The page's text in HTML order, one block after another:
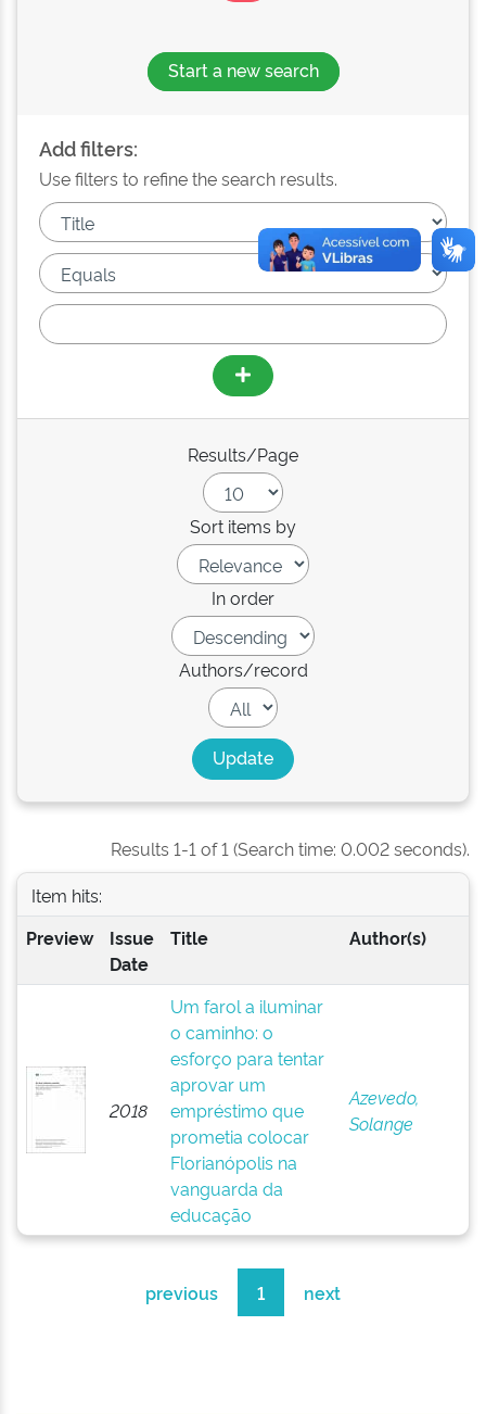
Start a new search
Add filters:
Use filters to refine the search results.
Results/Page
Sort items by
In order
Authors/record
Results 1-1 of 1 (Search time: 0.002 seconds).
Item hits:
Preview
Issue
Date
Title Author(s)
2018
Um farol a iluminar
o caminho: o
esforço para tentar
aprovar um
empréstimo que
prometia colocar
Florianópolis na
vanguarda da
educação
Azevedo,
Solange
previous 1 next